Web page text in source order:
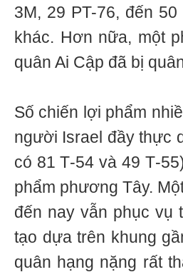
3М, 29 PT-76, đến
khác. Hơn nữa, một
quân Ai Cập đã bị
Số chiến lợi phẩm
người Israel đầy thực
có 81 Т-54 và 49 Т-
phẩm phương Tây.
đến nay vẫn phục vụ
tạo dựa trên khung
quân hạng nặng rất